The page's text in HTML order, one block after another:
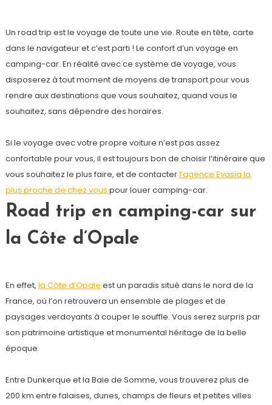
Un road trip est le voyage de toute une vie. Route en tête, carte
dans le navigateur et c’est parti ! Le confort d’un voyage en
camping-car. En réalité avec ce système de voyage, vous
disposerez à tout moment de moyens de transport pour vous
rendre aux destinations que vous souhaitez, quand vous le
souhaitez, sans dépendre des horaires.
Si le voyage avec votre propre voiture n’est pas assez
confortable pour vous, il est toujours bon de choisir l’itinéraire que
vous souhaitez le plus faire, et de contacterl’agence Evasia la
plus proche de chez vous pour louer camping-car.
Road trip en camping-car sur
la Côte d’Opale
En effet, la Côte d’Opale est un paradis situé dans le nord de la
France, où l’on retrouvera un ensemble de plages et de
paysages verdoyants à couper le souffle. Vous serez surpris par
son patrimoine artistique et monumental héritage de la belle
époque.
Entre Dunkerque et la Baie de Somme, vous trouverez plus de
200 km entre falaises, dunes, champs de fleurs et petites villes